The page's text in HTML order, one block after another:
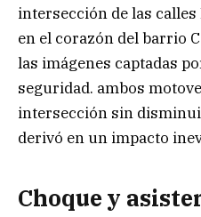
intersección de las
en el corazón del barrio
las imágenes captadas
seguridad. ambos
intersección sin
derivó en un impacto
Choque y